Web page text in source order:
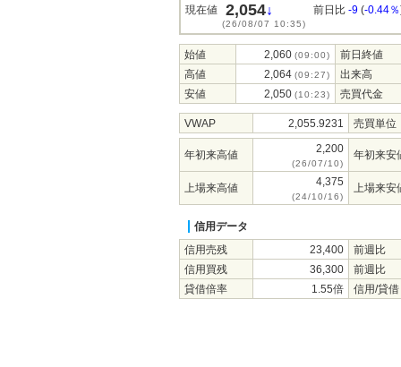
現在値 2,054↓
(26/08/07 10:35)
前日比 -9 (-0.44％
始値 2,060 (09:00)
前日終値
高値
2,064 (09:27)
出来高
安値
2,050 (10:23) 売買代金
VWAP 2,055.9231 売買単位
年初来高値 2,200
(26/07/10)
年初来安
上場来高値 4,375
(24/10/16)
上場来安
信用データ
信用売残
23,400
前週比
信用買残
36,300
前週比
貸借倍率
1.55倍 信用/貸借